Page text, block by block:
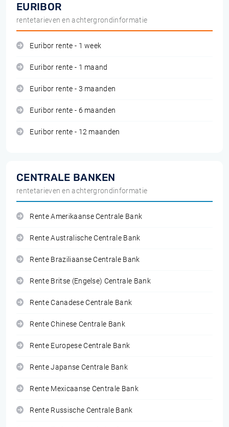
EURIBOR
rentetarieven en achtergrondinformatie
Euribor rente - 1 week
Euribor rente - 1 maand
Euribor rente - 3 maanden
Euribor rente - 6 maanden
Euribor rente - 12 maanden
CENTRALE BANKEN
rentetarieven en achtergrondinformatie
Rente Amerikaanse Centrale Bank
Rente Australische Centrale Bank
Rente Braziliaanse Centrale Bank
Rente Britse (Engelse) Centrale Bank
Rente Canadese Centrale Bank
Rente Chinese Centrale Bank
Rente Europese Centrale Bank
Rente Japanse Centrale Bank
Rente Mexicaanse Centrale Bank
Rente Russische Centrale Bank